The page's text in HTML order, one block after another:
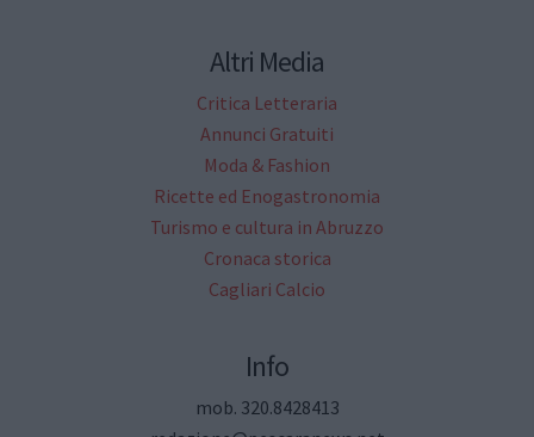
Altri Media
Critica Letteraria
Annunci Gratuiti
Moda & Fashion
Ricette ed Enogastronomia
Turismo e cultura in Abruzzo
Cronaca storica
Cagliari Calcio
Info
mob. 320.8428413